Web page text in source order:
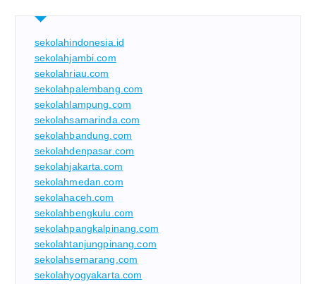
sekolahindonesia.id
sekolahjambi.com
sekolahriau.com
sekolahpalembang.com
sekolahlampung.com
sekolahsamarinda.com
sekolahbandung.com
sekolahdenpasar.com
sekolahjakarta.com
sekolahmedan.com
sekolahaceh.com
sekolahbengkulu.com
sekolahpangkalpinang.com
sekolahtanjungpinang.com
sekolahsemarang.com
sekolahyogyakarta.com